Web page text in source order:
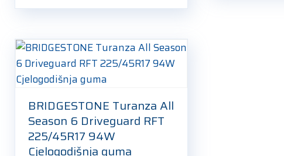
BRIDGESTONE Turanza All
Season 6 Driveguard RFT
225/45R17 94W
Cjelogodišnja guma